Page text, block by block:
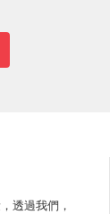
透過我們，